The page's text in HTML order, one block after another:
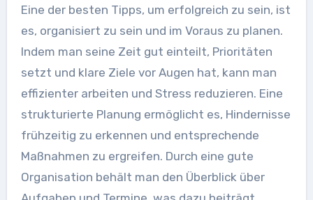
Eine der besten Tipps, um erfolgreich zu sein, ist
es, organisiert zu sein und im Voraus zu planen.
Indem man seine Zeit gut einteilt, Prioritäten
setzt und klare Ziele vor Augen hat, kann man
effizienter arbeiten und Stress reduzieren. Eine
strukturierte Planung ermöglicht es, Hindernisse
frühzeitig zu erkennen und entsprechende
Maßnahmen zu ergreifen. Durch eine gute
Organisation behält man den Überblick über